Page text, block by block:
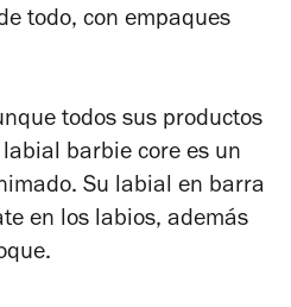
todo, con empaques
todos sus productos
barbie core es un
Su labial en barra
en los labios, además